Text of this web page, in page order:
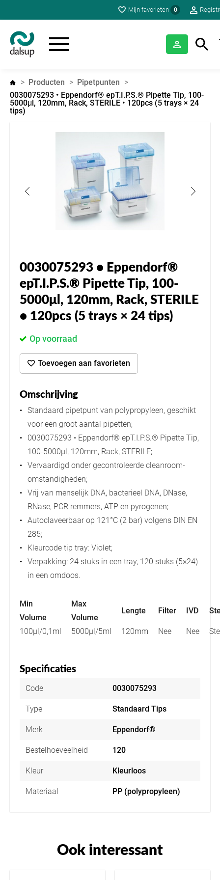
Mijn favorieten 0
Producten
Pipetpunten
0030075293 • Eppendorf® epT.I.P.S.® Pipette Tip, 100-
5000μl, 120mm, Rack, STERILE • 120pcs (5 trays × 24
tips)
0030075293 • Eppendorf®
epT.I.P.S.® Pipette Tip, 100-
5000μl, 120mm, Rack, STERILE
• 120pcs (5 trays × 24 tips)
Op voorraad
Toevoegen aan favorieten
Omschrijving
Standaard pipetpunt van polypropyleen, geschikt
voor een groot aantal pipetten;
0030075293 • Eppendorf® epT.I.P.S.® Pipette Tip,
100-5000µl, 120mm, Rack, STERILE;
Vervaardigd onder gecontroleerde cleanroom-
omstandigheden;
Vrij van menselijk DNA, bacterieel DNA, DNase,
RNase, PCR remmers, ATP en pyrogenen;
Autoclaveerbaar op 121°C (2 bar) volgens DIN EN
285;
Kleurcode tip tray: Violet;
Verpakking: 24 stuks in een tray, 120 stuks (5×24)
in een omdoos.
Min
Volume
Max
Volume
Lengte Filter IVD
100µl/0,1ml 5000µl/5ml 120mm Nee Nee
Specificaties
Code 0030075293
Type Standaard Tips
Merk Eppendorf®
Bestelhoeveelheid 120
Kleur Kleurloos
Materiaal PP (polypropyleen)
Ook interessant